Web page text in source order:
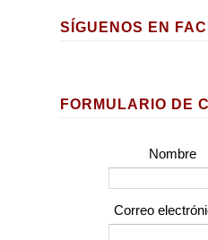
SÍGUENOS EN
FORMULARIO DE
Nombre
Correo